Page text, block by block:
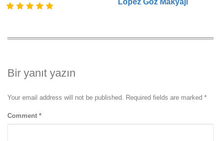
Bir yanıt yazın
Your email address will not be published. Required fields are marked *
Comment *